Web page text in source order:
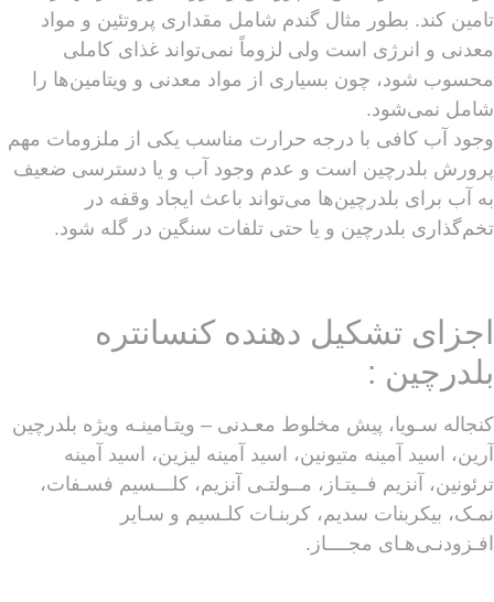
تامین کند. بطور مثال گندم شامل مقداری پروتئین و مواد
معدنی و انرژی است ولی لزوماً نمی‌تواند غذای کاملی
محسوب شود، چون بسیاری از مواد معدنی و ویتامین‌ها را
شامل نمی‌شود.
وجود آب کافی با درجه حرارت مناسب یکی از ملزومات مهم
پرورش بلدرچین است و عدم وجود آب و یا دسترسی ضعیف
به آب برای بلدرچین‌ها می‌تواند باعث ایجاد وقفه در
تخم‌گذاری بلدرچین و یا حتی تلفات سنگین در گله شود.
اجزای تشکیل دهنده کنسانتره
بلدرچین :
کنجاله سـویا، پیش مخلوط معـدنی – ویتـامینـه ویژه بلدرچین
آرین، اسید آمینه متیونین، اسید آمینه لیزین‌، اسید‌‌ آمینه
ترئونین، آنزیم فــیتـاز، مــولتـی آنزیم، کلـــسیم فسـفات،
نمـک، بیکربنات سدیم، کربنـات کلـسیم و سـایر
افـزودنـی‌هـای مجــــاز.